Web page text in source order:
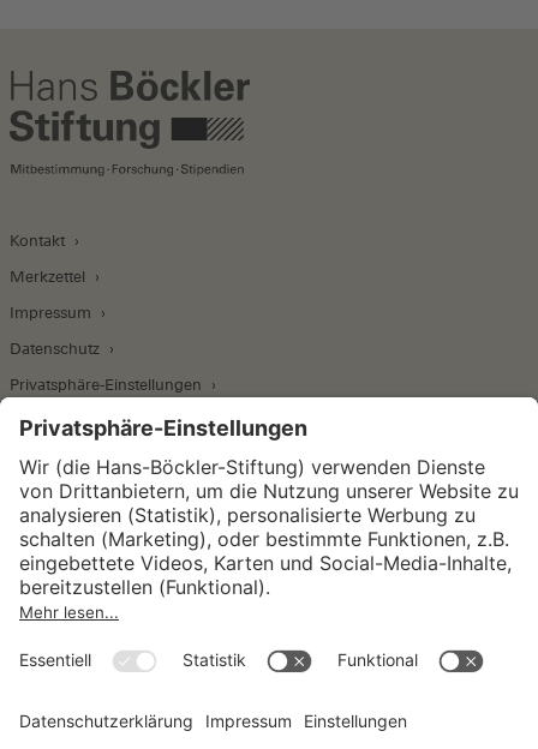
Kontakt
Merkzettel
Impressum
Datenschutz
Privatsphäre-Einstellungen
Wirtschafts- und Sozialwissenschaftliches Institut
Institut für Makroökonomie und
Konjunkturforschung
Unternehmensführung